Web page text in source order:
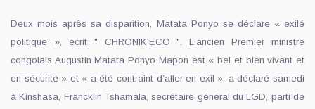
Deux mois après sa disparition, Matata Ponyo se déclare « exilé
politique », écrit " CHRONIK'ECO ". L'ancien Premier ministre
congolais Augustin Matata Ponyo Mapon est « bel et bien vivant et
en sécurité » et « a été contraint d’aller en exil », a déclaré samedi
à Kinshasa, Francklin Tshamala, secrétaire général du LGD, parti de